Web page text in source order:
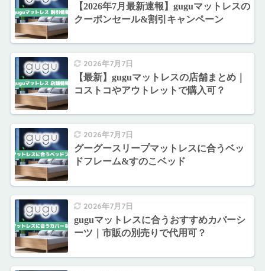
【2026年7月最新速報】guguマットレスの
クーポンセール&割引キャンペーン
2026年7月7日
【最新】guguマットレスの店舗まとめ｜
コストコやアウトレットで購入可？
2026年7月7日
グーグースリープマットレスに合うベッ
ドフレーム&すのこベッド
2026年7月7日
guguマットレスに合うおすすめカバーシ
ーツ｜市販の別売りで代用可？